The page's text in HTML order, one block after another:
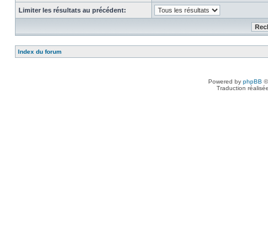
Limiter les résultats au précédent:
Index du forum
Powered by phpBB
Traduction